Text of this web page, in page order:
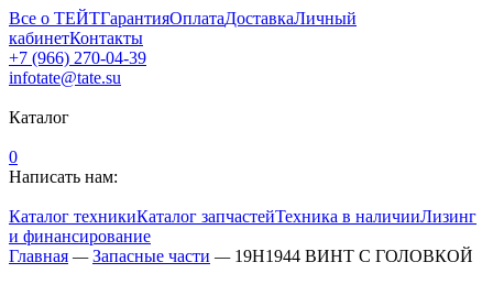
Все о ТЕЙТГарантияОплатаДоставкаЛичный
кабинетКонтакты
+7 (966) 270-04-39
infotate@tate.su
Каталог
0
Написать нам:
Каталог техникиКаталог запчастейТехника в наличииЛизинг
и финансирование
Главная — Запасные части — 19H1944 ВИНТ С ГОЛОВКОЙ